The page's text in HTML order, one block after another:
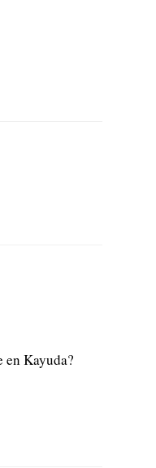
en Kayuda?